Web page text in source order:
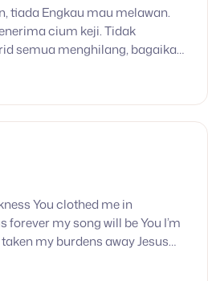
tiada Engkau mau melawan.
cium keji. Tidak
semua menghilang, bagaikan
You clothed me in
forever my song will be You I’m
my burdens away Jesus